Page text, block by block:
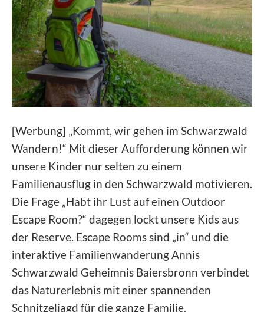
[Werbung] „Kommt, wir gehen im Schwarzwald
Wandern!“ Mit dieser Aufforderung können wir
unsere Kinder nur selten zu einem
Familienausflug in den Schwarzwald motivieren.
Die Frage „Habt ihr Lust auf einen Outdoor
Escape Room?“ dagegen lockt unsere Kids aus
der Reserve. Escape Rooms sind „in“ und die
interaktive Familienwanderung Annis
Schwarzwald Geheimnis Baiersbronn verbindet
das Naturerlebnis mit einer spannenden
Schnitzeljagd für die ganze Familie.